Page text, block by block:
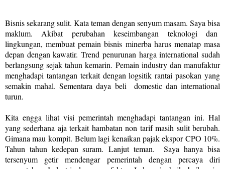
Bisnis sekarang sulit. Kata teman dengan senyum masam. Saya bisa
maklum. Akibat perubahan keseimbangan teknologi dan
lingkungan, membuat pemain bisnis minerba harus menatap masa
depan dengan kawatir. Trend penurunan harga international sudah
berlangsung sejak tahun kemarin. Pemain industry dan manufaktur
menghadapi tantangan terkait dengan logsitik rantai pasokan yang
semakin mahal. Sementara daya beli domestic dan international
turun.
Kita engga lihat visi pemerintah menghadapi tantangan ini. Hal
yang sederhana aja terkait hambatan non tarif masih sulit berubah.
Gimana mau kompit. Belum lagi kenaikan pajak ekspor CPO 10%.
Tahun tahun kedepan suram. Lanjut teman.
Saya hanya bisa
tersenyum getir mendengar pemerintah dengan percaya diri